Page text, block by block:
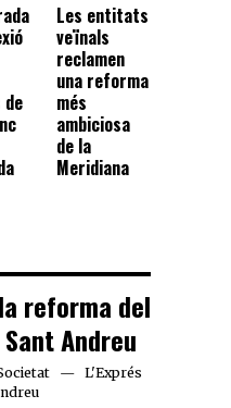
Les entitats
veïnals
reclamen
una reforma
més
ambiciosa
de la
Meridiana
reforma del
Andreu
L'Exprés